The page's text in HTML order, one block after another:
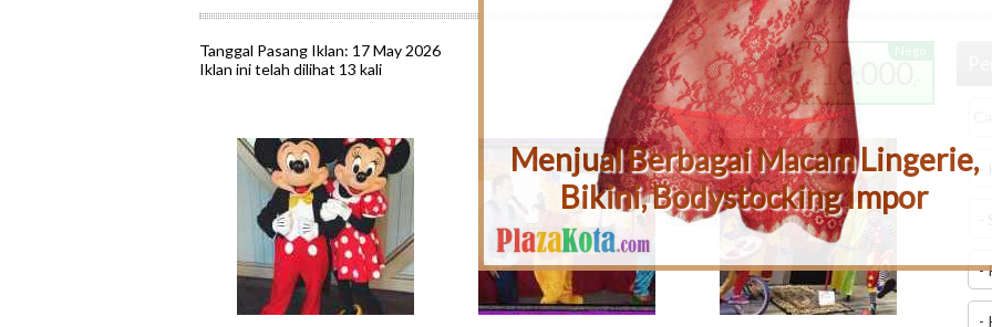
Menjual Berbagai Macam Lingerie,
Bikini, Bodystocking Impor
Tanggal Pasang Iklan: 17 May 2026
Iklan ini telah dilihat 13 kali
Nego
Rp10.000